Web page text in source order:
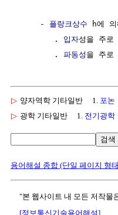
     -
플랑크상수 h에
        .
입자성을 주로
        .
파동성 을 주로
▷ 양자역학 기타일반 1. 포논
▷ 광학 기타일반 1. 전기광학
검색
용어해설 종합 (단일 페이지 형
"본 웹사이트 내 모든 저작물
[정보통신기술용어해설]